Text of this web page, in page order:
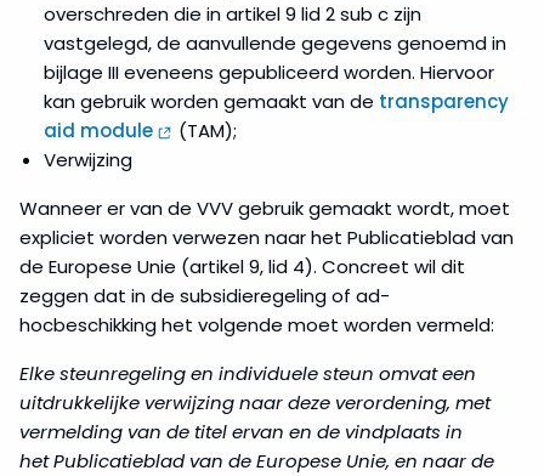
Staatssteun
en
lokale
initiatieven
voor
energietransitie
Steun
voor
het
MKB
of
KMO
Steun
voor
milieubescherming
overschreden die in artikel 9 lid 2 sub c zijn
vastgelegd, de aanvullende gegevens genoemd in
bijlage III eveneens gepubliceerd worden. Hiervoor
kan gebruik worden gemaakt van de transparency
aid module
(TAM);
Verwijzing
Wanneer er van de VVV gebruik gemaakt wordt, moet
expliciet worden verwezen naar het Publicatieblad van
de Europese Unie (artikel 9, lid 4). Concreet wil dit
zeggen dat in de subsidieregeling of ad-
hocbeschikking het volgende moet worden vermeld:
Elke steunregeling en individuele steun omvat een
uitdrukkelijke verwijzing naar deze verordening, met
vermelding van de titel ervan en de vindplaats in
het Publicatieblad van de Europese Unie, en naar de